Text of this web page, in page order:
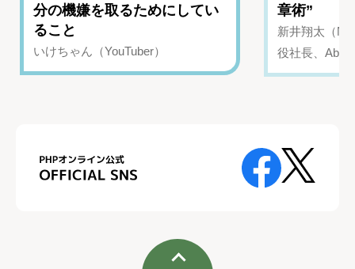
分の機嫌を取るためにしてい
ること
いけちゃん（YouTuber）
章術”
新井翔太（
役社長、